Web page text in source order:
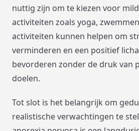
nuttig zijn om te kiezen voor
activiteiten zoals yoga,
activiteiten kunnen helpen om
verminderen en een positief
bevorderen zonder de druk van
doelen.
Tot slot is het belangrijk om
realistische verwachtingen te